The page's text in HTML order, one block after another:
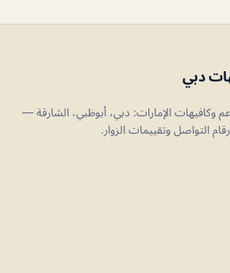
دبي
وكافيهات الإمارات: دبي، أبوظبي، الشارقة —
التواصل وتقييمات الزوار.